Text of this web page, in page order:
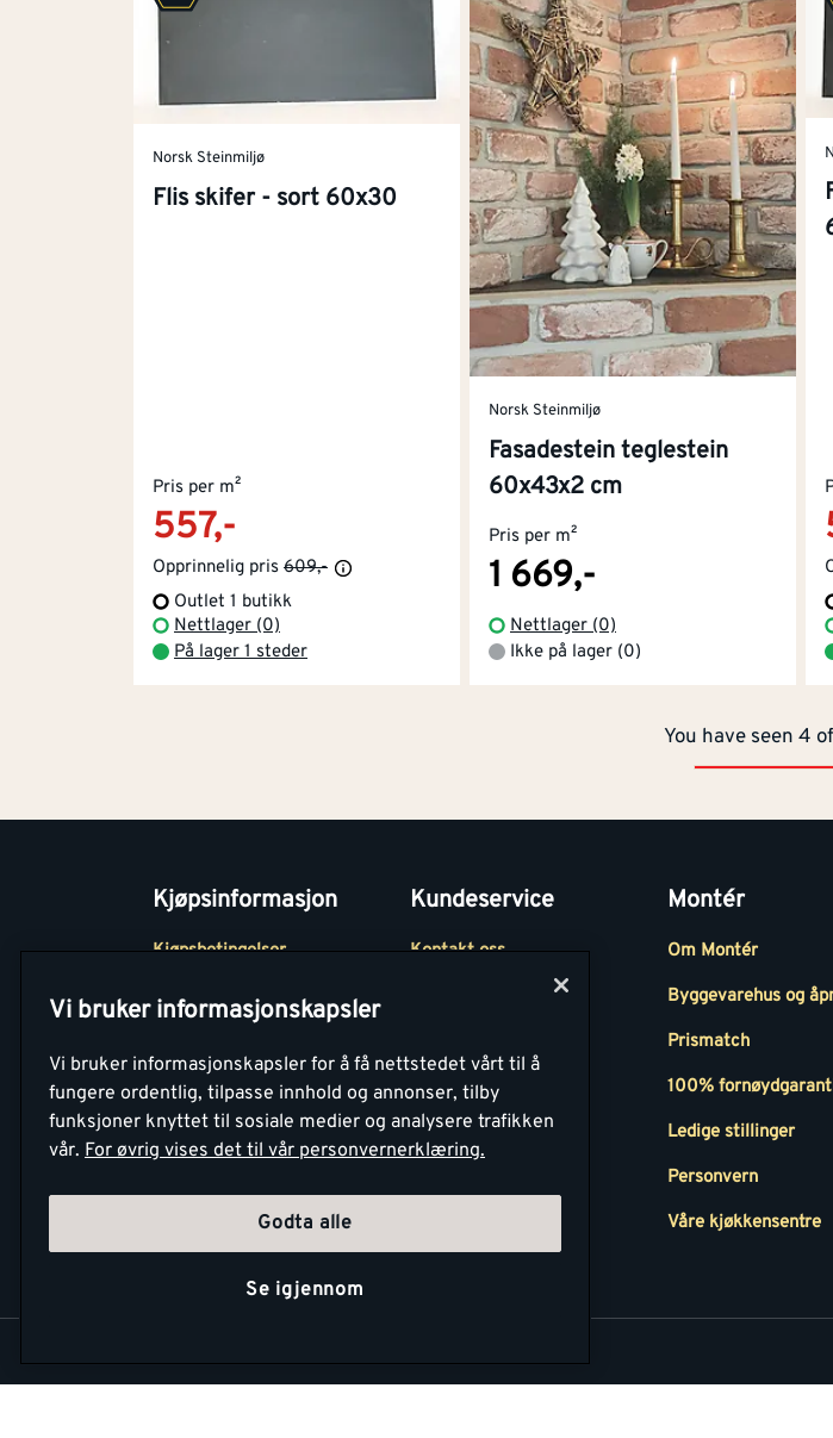
Norsk Steinmiljø
Flis skifer - sort 60x30
Pris per m²
557,-
Opprinnelig pris 609,-
Outlet 1 butikk
Nettlager (0)
På lager 1 steder
Norsk Steinmiljø
Fasadestein teglestein
60x43x2 cm
Pris per m²
1 669,-
Nettlager (0)
Ikke på lager (0)
You have seen 4
Kjøpsinformasjon
Kjøpsbetingelser
Betaling
Retur- og
angrerettsskjema
Kundeservice
Kontakt oss
Medlemsavtaler
Montér Bedrift
Montér
Om Montér
Byggevarehus og
Prismatch
100%
Ledige stillinger
Personvern
Våre kjøkkensentre
Vi bruker informasjonskapsler
Vi bruker informasjonskapsler for å få nettstedet vårt til å
fungere ordentlig, tilpasse innhold og annonser, tilby
funksjoner knyttet til sosiale medier og analysere trafikken
vår. For øvrig vises det til vår personvernerklæring.
Godta alle
Se igjennom